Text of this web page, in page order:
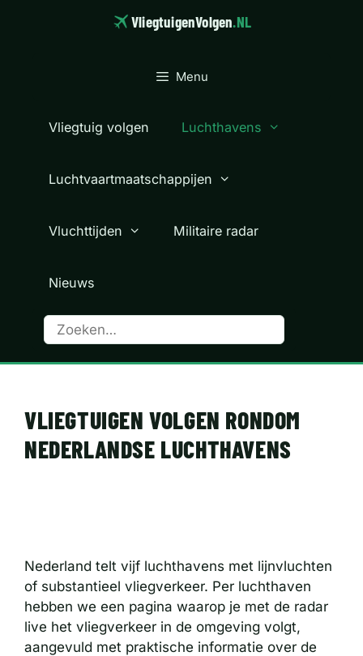
VliegtuigenVolgen.NL
Menu
Vliegtuig volgen Luchthavens
Luchtvaartmaatschappijen
Vluchttijden Militaire radar
Nieuws
VLIEGTUIGEN VOLGEN RONDOM
NEDERLANDSE LUCHTHAVENS
Nederland telt vijf luchthavens met lijnvluchten
of substantieel vliegverkeer. Per luchthaven
hebben we een pagina waarop je met de radar
live het vliegverkeer in de omgeving volgt,
aangevuld met praktische informatie over de